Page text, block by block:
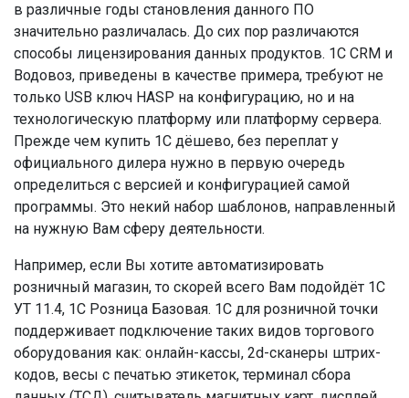
в различные годы становления данного ПО
значительно различалась. До сих пор различаются
способы лицензирования данных продуктов. 1С CRM и
Водовоз, приведены в качестве примера, требуют не
только USB ключ HASP на конфигурацию, но и на
технологическую платформу или платформу сервера.
Прежде чем купить 1С дёшево, без переплат у
официального дилера нужно в первую очередь
определиться с версией и конфигурацией самой
программы. Это некий набор шаблонов, направленный
на нужную Вам сферу деятельности.
Например, если Вы хотите автоматизировать
розничный магазин, то скорей всего Вам подойдёт 1С
УТ 11.4, 1С Розница Базовая. 1С для розничной точки
поддерживает подключение таких видов торгового
оборудования как: онлайн-кассы, 2d-сканеры штрих-
кодов, весы с печатью этикеток, терминал сбора